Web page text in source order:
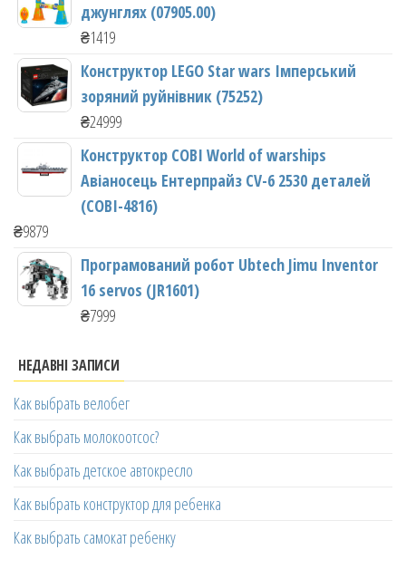
джунглях (07905.00)
₴1419
Конструктор LEGO Star wars Імперський
зоряний руйнівник (75252)
₴24999
Конструктор COBI World of warships
Авіаносець Ентерпрайз CV-6 2530 деталей
(COBI-4816)
₴9879
Програмований робот Ubtech Jimu Inventor
16 servos (JR1601)
₴7999
НЕДАВНІ ЗАПИСИ
Как выбрать велобег
Как выбрать молокоотсос?
Как выбрать детское автокресло
Как выбрать конструктор для ребенка
Как выбрать самокат ребенку